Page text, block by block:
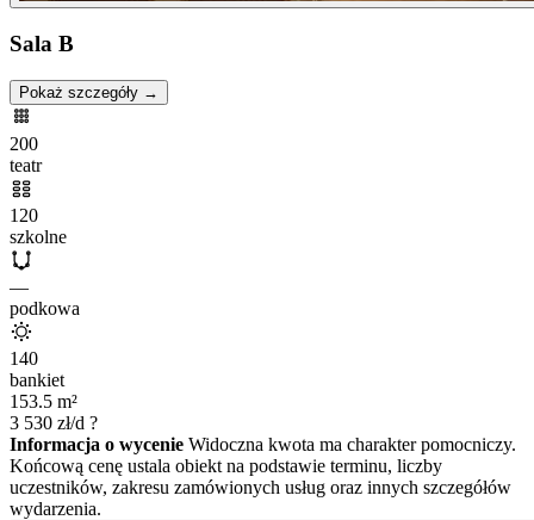
Sala B
Pokaż szczegóły →
200
teatr
120
szkolne
—
podkowa
140
bankiet
153.5 m²
3 530 zł/d ?
Informacja o wycenie Widoczna kwota ma charakter pomocniczy.
Końcową cenę ustala obiekt na podstawie terminu, liczby
uczestników, zakresu zamówionych usług oraz innych szczegółów
wydarzenia.